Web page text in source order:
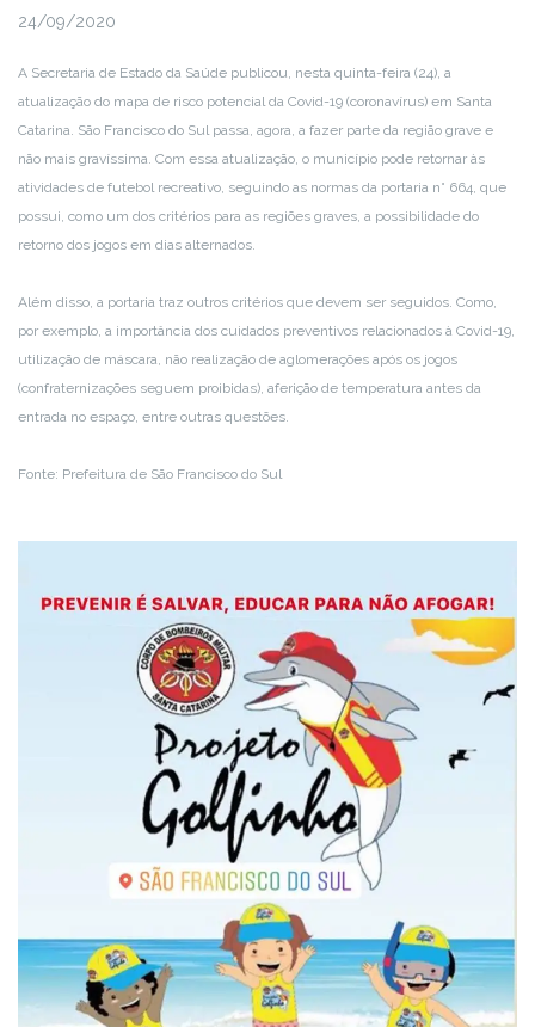
24/09/2020
A Secretaria de Estado da Saúde publicou, nesta quinta-feira (24), a
atualização do mapa de risco potencial da Covid-19 (coronavírus) em Santa
Catarina. São Francisco do Sul passa, agora, a fazer parte da região grave e
não mais gravíssima. Com essa atualização, o município pode retornar às
atividades de futebol recreativo, seguindo as normas da portaria n° 664, que
possui, como um dos critérios para as regiões graves, a possibilidade do
retorno dos jogos em dias alternados.
Além disso, a portaria traz outros critérios que devem ser seguidos. Como,
por exemplo, a importância dos cuidados preventivos relacionados à Covid-19,
utilização de máscara, não realização de aglomerações após os jogos
(confraternizações seguem proibidas), aferição de temperatura antes da
entrada no espaço, entre outras questões.
Fonte: Prefeitura de São Francisco do Sul